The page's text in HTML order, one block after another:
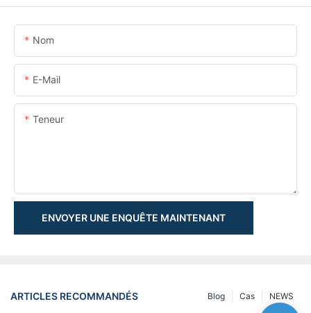
Nom
E-Mail
Teneur
ENVOYER UNE ENQUÊTE MAINTENANT
ARTICLES RECOMMANDÉS NEWS
Cas
Blog